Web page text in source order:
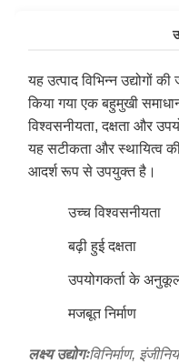
यह उत्पाद विभिन्न उद्योगों
किया गया एक बहुमुखी
विश्वसनीयता, दक्षता और
यह सटीकता और स्थायित्व
आदर्श रूप से उपयुक्त है।
उच्च विश्वसनीयता
बढ़ी हुई दक्षता
उपयोगकर्ता के
मजबूत निर्माण
लक्ष्य उद्योगःविनिर्माण,